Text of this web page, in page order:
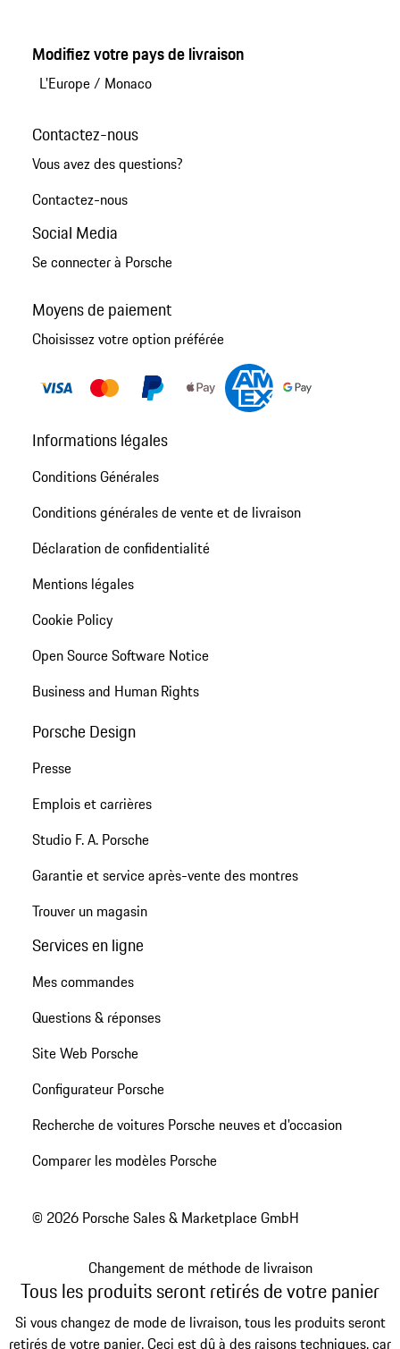
Modifiez votre pays de livraison
L'Europe/ Monaco
Contactez-nous
Vous avez des questions?
Contactez-nous
Social Media
Se connecter à Porsche
Moyens de paiement
Choisissez votre option préférée
Informations légales
Conditions Générales
Conditions générales de vente et de livraison
Déclaration de confidentialité
Mentions légales
Cookie Policy
Open Source Software Notice
Business and Human Rights
Porsche Design
Presse
Emplois et carrières
Studio F. A. Porsche
Garantie et service après-vente des montres
Trouver un magasin
Services en ligne
Mes commandes
Questions & réponses
Site Web Porsche
Configurateur Porsche
Recherche de voitures Porsche neuves et d'occasion
Comparer les modèles Porsche
© 2026 Porsche Sales & Marketplace GmbH
Changement de méthode de livraison
Tous les produits seront retirés de votre panier
Si vous changez de mode de livraison, tous les produits seront
retirés de votre panier. Ceci est dû à des raisons techniques, car